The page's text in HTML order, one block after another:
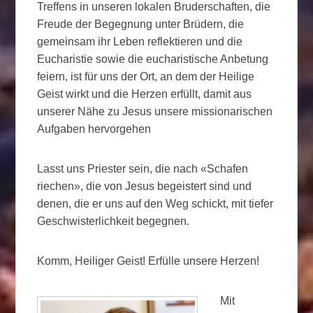
Treffens in unseren lokalen Bruderschaften, die
Freude der Begegnung unter Brüdern, die
gemeinsam ihr Leben reflektieren und die
Eucharistie sowie die eucharistische Anbetung
feiern, ist für uns der Ort, an dem der Heilige
Geist wirkt und die Herzen erfüllt, damit aus
unserer Nähe zu Jesus unsere missionarischen
Aufgaben hervorgehen
Lasst uns Priester sein, die nach «Schafen
riechen», die von Jesus begeistert sind und
denen, die er uns auf den Weg schickt, mit tiefer
Geschwisterlichkeit begegnen.
Komm, Heiliger Geist! Erfülle unsere Herzen!
Mit